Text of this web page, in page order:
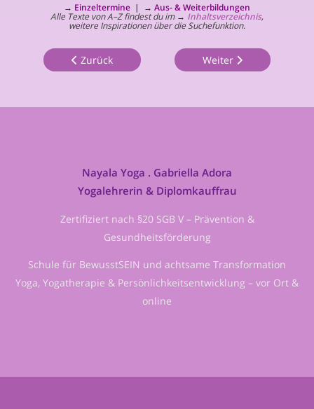
→ Einzeltermine | → Aus- & Weiterbildungen
Alle Texte von A–Z findest du im → Inhaltsverzeichnis,
weitere Inspirationen über die Suchefunktion.
Zurück Weiter
Nayala Yoga . Gabriella Adora
Yogalehrerin & Diplomkauffrau
Zertifiziert nach §20 SGB V – Prävention &
Gesundheitsförderung
Schule für BewusstSEIN und achtsame Transformation
Yoga, Yogatherapie & Persönlichkeitsentwicklung – vor Ort &
online